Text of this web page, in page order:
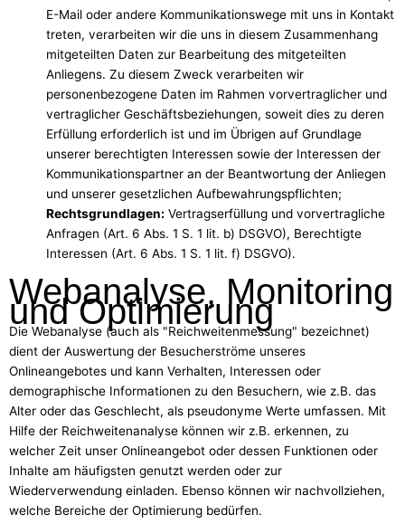
E-Mail oder andere Kommunikationswege mit uns in Kontakt
treten, verarbeiten wir die uns in diesem Zusammenhang
mitgeteilten Daten zur Bearbeitung des mitgeteilten
Anliegens. Zu diesem Zweck verarbeiten wir
personenbezogene Daten im Rahmen vorvertraglicher und
vertraglicher Geschäftsbeziehungen, soweit dies zu deren
Erfüllung erforderlich ist und im Übrigen auf Grundlage
unserer berechtigten Interessen sowie der Interessen der
Kommunikationspartner an der Beantwortung der Anliegen
und unserer gesetzlichen Aufbewahrungspflichten;
Rechtsgrundlagen: Vertragserfüllung und vorvertragliche
Anfragen (Art. 6 Abs. 1 S. 1 lit. b) DSGVO), Berechtigte
Interessen (Art. 6 Abs. 1 S. 1 lit. f) DSGVO).
Webanalyse, Monitoring
und Optimierung
Die Webanalyse (auch als "Reichweitenmessung" bezeichnet)
dient der Auswertung der Besucherströme unseres
Onlineangebotes und kann Verhalten, Interessen oder
demographische Informationen zu den Besuchern, wie z.B. das
Alter oder das Geschlecht, als pseudonyme Werte umfassen. Mit
Hilfe der Reichweitenanalyse können wir z.B. erkennen, zu
welcher Zeit unser Onlineangebot oder dessen Funktionen oder
Inhalte am häufigsten genutzt werden oder zur
Wiederverwendung einladen. Ebenso können wir nachvollziehen,
welche Bereiche der Optimierung bedürfen.